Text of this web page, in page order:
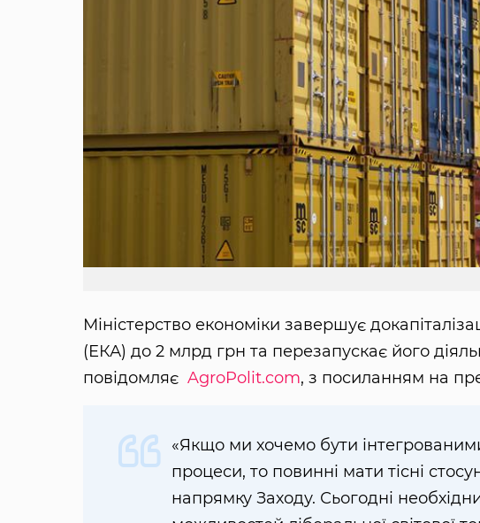
Міністерство економіки завершує
(ЕКА) до 2 млрд грн та перезапускає його
повідомляє AgroPolit.com, з посиланням на
«Якщо ми хочемо бути інтегрованими
процеси, то повинні мати тісні
напрямку Заходу. Сьогодні